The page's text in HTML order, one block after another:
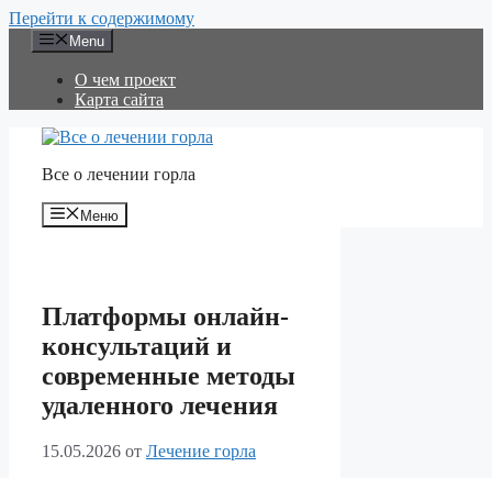
Перейти к содержимому
Menu
О чем проект
Карта сайта
Все о лечении горла
Меню
Платформы онлайн-
консультаций и
современные методы
удаленного лечения
15.05.2026 от Лечение горла